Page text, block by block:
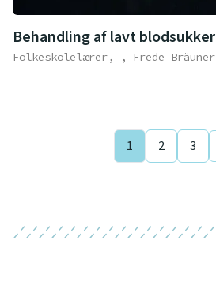
Behandling af lavt blodsukker
Folkeskolelærer, , Frede Bräuner
1 2 3